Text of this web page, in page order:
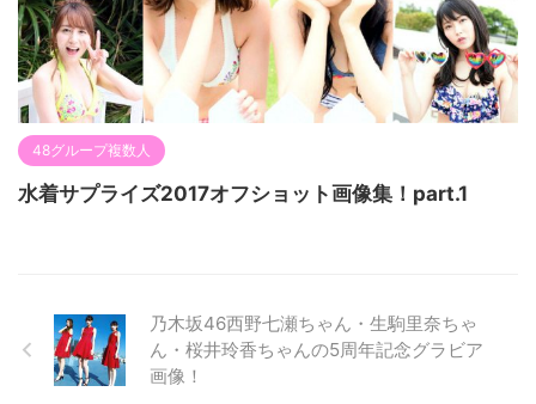
48グループ複数人
水着サプライズ2017オフショット画像集！part.1
乃木坂46西野七瀬ちゃん・生駒里奈ちゃ
ん・桜井玲香ちゃんの5周年記念グラビア
画像！